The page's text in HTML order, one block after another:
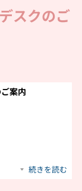
スクのご
案内
続きを読む